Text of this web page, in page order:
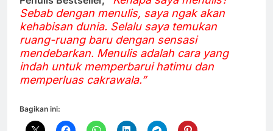
Sebab dengan menulis, saya ngak akan
kehabisan dunia. Selalu saya temukan
ruang-ruang baru dengan sensasi
mendebarkan. Menulis adalah cara yang
indah untuk memperbarui hatimu dan
memperluas cakrawala.”
Bagikan ini: